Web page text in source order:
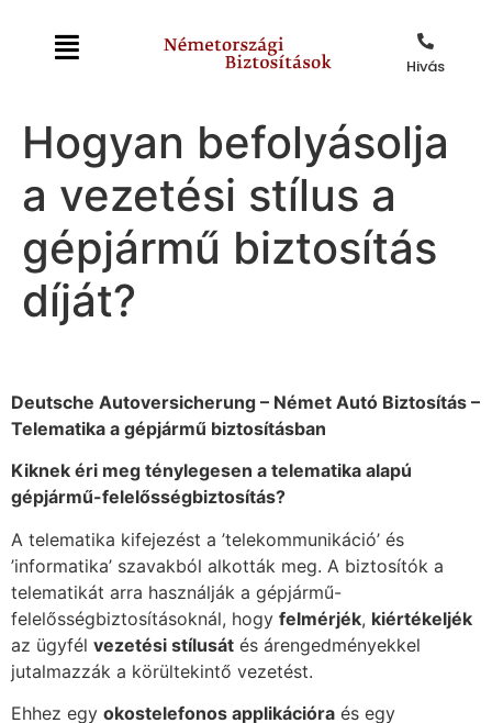
Hivás
Hogyan befolyásolja
a vezetési stílus a
gépjármű biztosítás
díját?
Deutsche Autoversicherung – Német Autó Biztosítás –
Telematika a gépjármű biztosításban
Kiknek éri meg ténylegesen a telematika alapú
gépjármű-felelősségbiztosítás?
A telematika kifejezést a ’telekommunikáció’ és
’informatika’ szavakból alkották meg. A biztosítók a
telematikát arra használják a gépjármű-
felelősségbiztosításoknál, hogy felmérjék, kiértékeljék
az ügyfél vezetési stílusát és árengedményekkel
jutalmazzák a körültekintő vezetést.
Ehhez egy okostelefonos applikációra és egy